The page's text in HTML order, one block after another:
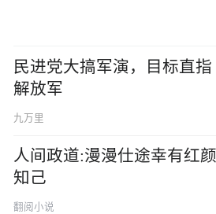
民进党大搞军演，目标直指
解放军
九万里
人间政道:漫漫仕途幸有红颜
知己
翻阅小说